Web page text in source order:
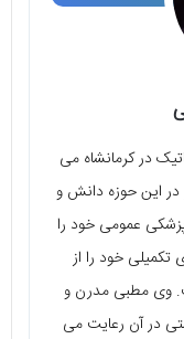
در کرمانشاه می
این حوزه دانش و
عمومی خود را
تکمیلی خود را از
وی مطبی مدرن و
در آن رعایت می